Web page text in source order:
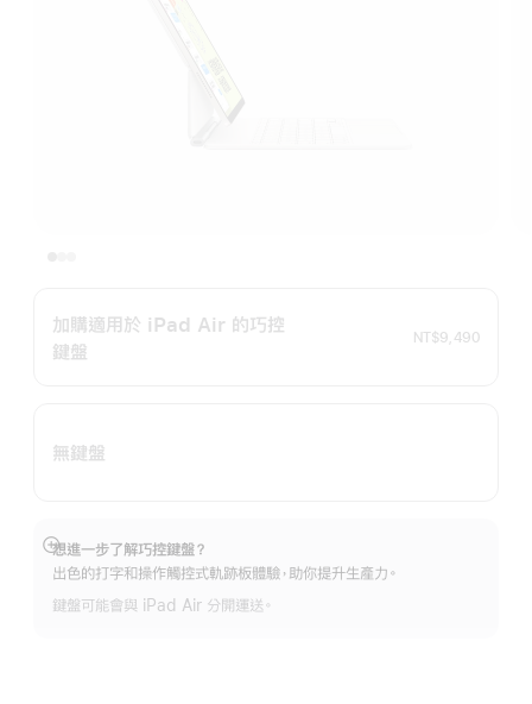
加購適用於 iPad Air 的巧控
鍵盤
NT$9,490
無鍵盤
想進一步了解巧控鍵盤？
出色的打字和操作觸控式軌跡板體驗，助你提升生產力。
鍵盤可能會與 iPad Air 分開運送。
顯
示
更